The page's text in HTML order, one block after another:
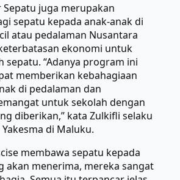
Sepatu juga merupakan
sepatu kepada anak-anak di
atau pedalaman Nusantara
ekonomi untuk
sepatu. “Adanya program ini
memberikan kebahagiaan
di pedalaman dan
untuk sekolah dengan
diberikan,” kata Zulkifli selaku
di Maluku.
membawa sepatu kepada
akan menerima, mereka sangat